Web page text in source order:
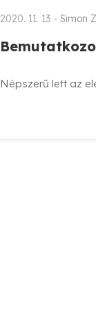
2020. 11. 13 - Simon
Népszerű lett az